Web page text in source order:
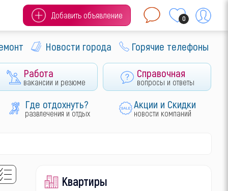
Добавить объявление 0
Новости города Горячие телефоны
Работа
вакансии и резюме
Справочная
вопросы и ответы
Где отдохнуть?
развлечения и отдых
Акции и Скидки
новости компаний
Квартиры